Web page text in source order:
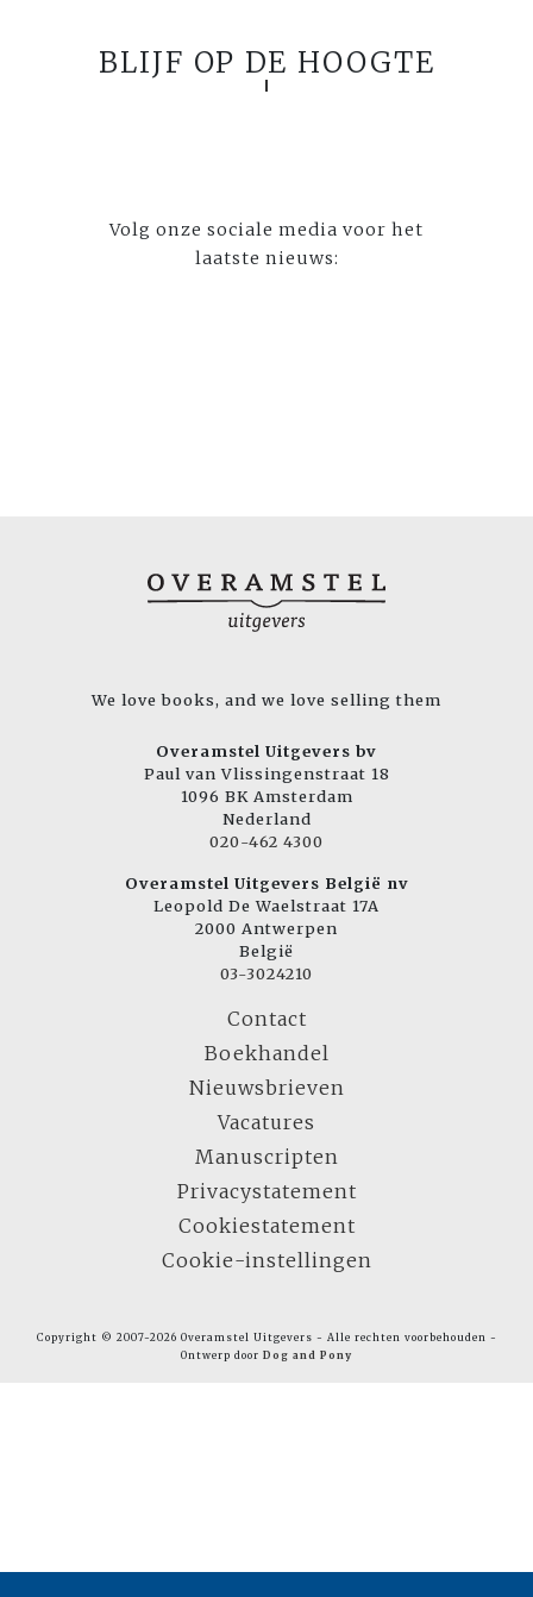
BLIJF OP DE HOOGTE
Volg onze sociale media voor het
laatste nieuws:
We love books, and we love selling them
Overamstel Uitgevers bv
Paul van Vlissingenstraat 18
1096 BK Amsterdam
Nederland
020-462 4300
Overamstel Uitgevers België nv
Leopold De Waelstraat 17A
2000 Antwerpen
België
03-3024210
Contact
Boekhandel
Nieuwsbrieven
Vacatures
Manuscripten
Privacystatement
Cookiestatement
Cookie-instellingen
Copyright © 2007-2026 Overamstel Uitgevers - Alle rechten voorbehouden -
Ontwerp door Dog and Pony